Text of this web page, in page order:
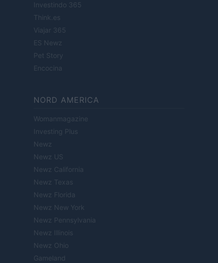
Investindo 365
Think.es
Viajar 365
ES Newz
Pet Story
Encocina
NORD AMERICA
Womanmagazine
Investing Plus
Newz
Newz US
Newz California
Newz Texas
Newz Florida
Newz New York
Newz Pennsylvania
Newz Illinois
Newz Ohio
Gameland